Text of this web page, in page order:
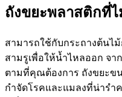
ถังขยะพลาสติกที่
สามารถใช้กับกระถางต้นไม้
สามรูเพื่อให้น้ำไหลออก จ
ตามที่คุณต้องการ ถังขยะข
กำจัดโรคและแมลงที่น่ารำ